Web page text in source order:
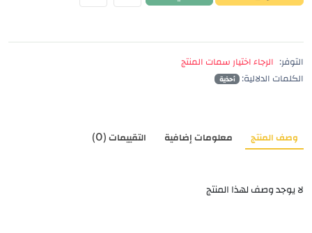
التوفر:
الرجاء اختيار سمات المنتج
الكلمات الدلالية:
أحذية
وصف المنتج معلومات إضافية التقييمات (0)
لا يوجد وصف لهذا المنتج